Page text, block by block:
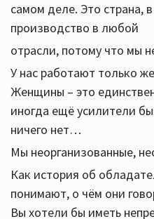
самом деле. Это страна,
производство в любой
отрасли, потому что мы
У нас работают только
Женщины – это
иногда ещё усилители
ничего нет…
Мы неорганизованные,
Как история об
понимают, о чём они
Вы хотели бы иметь